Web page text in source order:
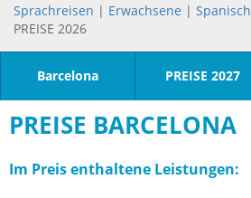
Sprachreisen | Erwachsene | Spanisch
PREISE 2026
Barcelona PREISE 2027
PREISE BARCELONA
Im Preis enthaltene Leistungen: